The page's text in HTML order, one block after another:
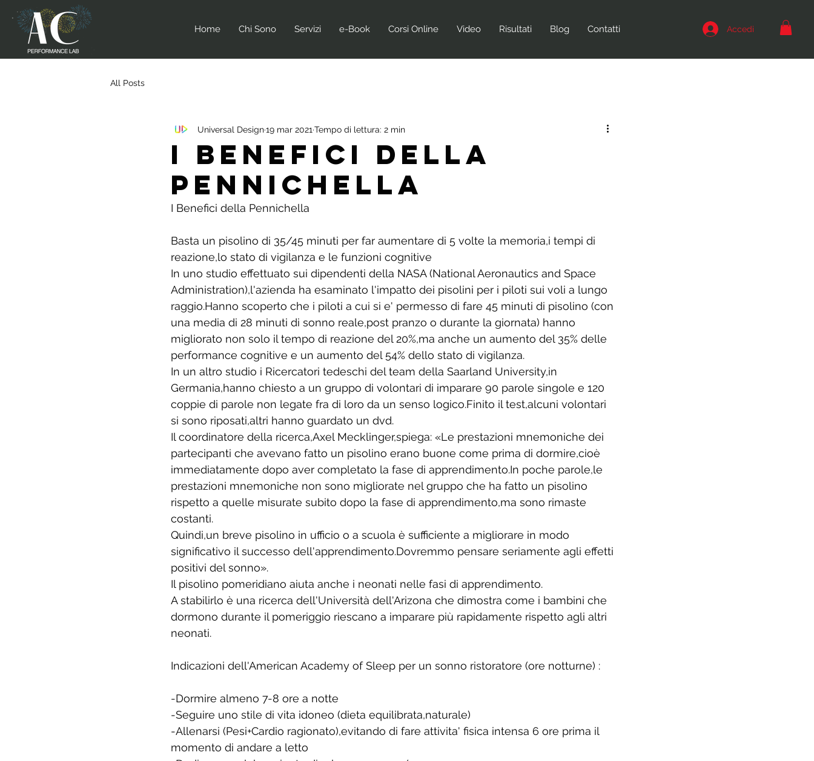
Home Chi Sono Servizi e-Book Corsi Online Video Risultati Blog Contatti Accedi
All Posts
I Benefici della
Pennichella
Universal Design19 mar 2021 Tempo di lettura: 2 min
I Benefici della Pennichella
Basta un pisolino di 35/45 minuti per far aumentare di 5 volte la memoria,i tempi di
reazione,lo stato di vigilanza e le funzioni cognitive
In uno studio effettuato sui dipendenti della NASA (National Aeronautics and Space
Administration),l'azienda ha esaminato l'impatto dei pisolini per i piloti sui voli a lungo
raggio.Hanno scoperto che i piloti a cui si e' permesso di fare 45 minuti di pisolino (con
una media di 28 minuti di sonno reale,post pranzo o durante la giornata) hanno
migliorato non solo il tempo di reazione del 20%,ma anche un aumento del 35% delle
performance cognitive e un aumento del 54% dello stato di vigilanza.
In un altro studio i Ricercatori tedeschi del team della Saarland University,in
Germania,hanno chiesto a un gruppo di volontari di imparare 90 parole singole e 120
coppie di parole non legate fra di loro da un senso logico.Finito il test,alcuni volontari
si sono riposati,altri hanno guardato un dvd.
Il coordinatore della ricerca,Axel Mecklinger,spiega: «Le prestazioni mnemoniche dei
partecipanti che avevano fatto un pisolino erano buone come prima di dormire,cioè
immediatamente dopo aver completato la fase di apprendimento.In poche parole,le
prestazioni mnemoniche non sono migliorate nel gruppo che ha fatto un pisolino
rispetto a quelle misurate subito dopo la fase di apprendimento,ma sono rimaste
costanti.
Quindi,un breve pisolino in ufficio o a scuola è sufficiente a migliorare in modo
significativo il successo dell'apprendimento.Dovremmo pensare seriamente agli effetti
positivi del sonno».
Il pisolino pomeridiano aiuta anche i neonati nelle fasi di apprendimento.
A stabilirlo è una ricerca dell'Università dell'Arizona che dimostra come i bambini che
dormono durante il pomeriggio riescano a imparare più rapidamente rispetto agli altri
neonati.
Indicazioni dell'American Academy of Sleep per un sonno ristoratore (ore notturne) :
-Dormire almeno 7-8 ore a notte
-Seguire uno stile di vita idoneo (dieta equilibrata,naturale)
-Allenarsi (Pesi+Cardio ragionato),evitando di fare attivita' fisica intensa 6 ore prima il
momento di andare a letto